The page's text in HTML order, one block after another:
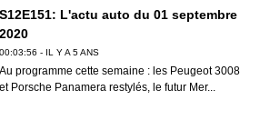
S12E151: L'actu auto du 01 septembre
2020
00:03:56 - IL Y A 5 ANS
Au programme cette semaine : les Peugeot 3008
et Porsche Panamera restylés, le futur Mer...